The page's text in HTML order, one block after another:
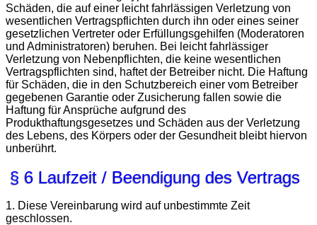
Schäden, die auf einer leicht fahrlässigen Verletzung von
wesentlichen Vertragspflichten durch ihn oder eines seiner
gesetzlichen Vertreter oder Erfüllungsgehilfen (Moderatoren
und Administratoren) beruhen. Bei leicht fahrlässiger
Verletzung von Nebenpflichten, die keine wesentlichen
Vertragspflichten sind, haftet der Betreiber nicht. Die Haftung
für Schäden, die in den Schutzbereich einer vom Betreiber
gegebenen Garantie oder Zusicherung fallen sowie die
Haftung für Ansprüche aufgrund des
Produkthaftungsgesetzes und Schäden aus der Verletzung
des Lebens, des Körpers oder der Gesundheit bleibt hiervon
unberührt.
§ 6 Laufzeit / Beendigung des Vertrags
1. Diese Vereinbarung wird auf unbestimmte Zeit
geschlossen.